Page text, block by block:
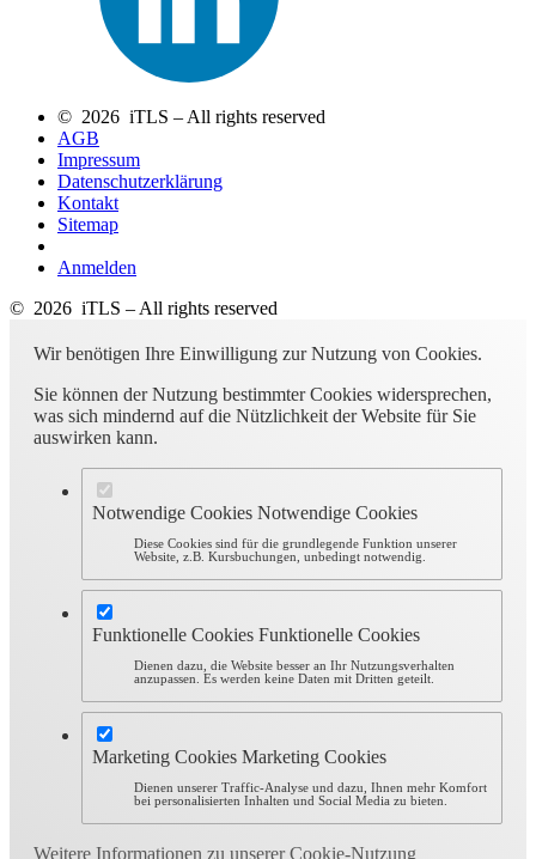
© 2026 iTLS – All rights reserved
AGB
Impressum
Datenschutzerklärung
Kontakt
Sitemap
Anmelden
© 2026 iTLS – All rights reserved
Wir benötigen Ihre Einwilligung zur Nutzung von Cookies.
Sie können der Nutzung bestimmter Cookies widersprechen,
was sich mindernd auf die Nützlichkeit der Website für Sie
auswirken kann.
Notwendige Cookies Notwendige Cookies
Diese Cookies sind für die grundlegende Funktion unserer
Website, z.B. Kursbuchungen, unbedingt notwendig.
Funktionelle Cookies Funktionelle Cookies
Dienen dazu, die Website besser an Ihr Nutzungsverhalten
anzupassen. Es werden keine Daten mit Dritten geteilt.
Marketing Cookies Marketing Cookies
Dienen unserer Traffic-Analyse und dazu, Ihnen mehr Komfort
bei personalisierten Inhalten und Social Media zu bieten.
Weitere Informationen zu unserer Cookie-Nutzung